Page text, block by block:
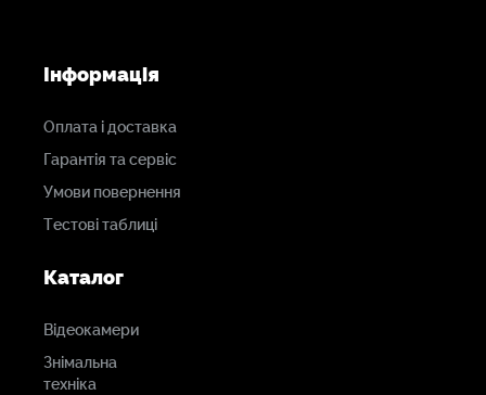
Інформація
Оплата і доставка
Гарантія та сервіс
Умови повернення
Тестові таблиці
Каталог
Відеокамери
Знімальна
техніка